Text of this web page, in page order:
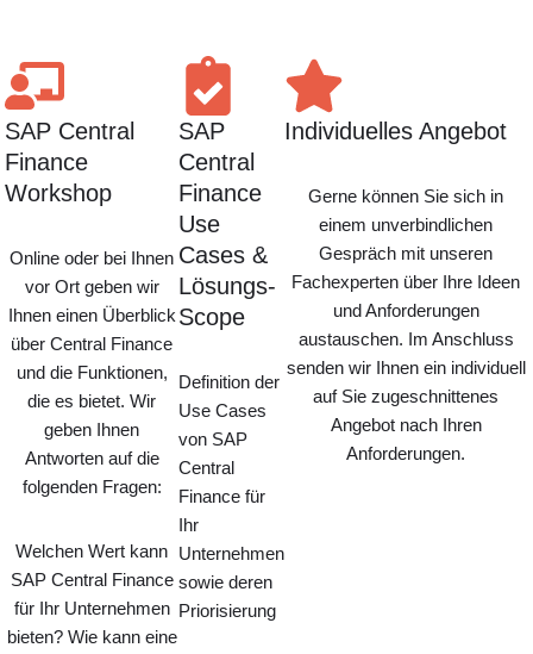
SAP Central
Finance
Workshop
Online oder bei Ihnen
vor Ort geben wir
Ihnen einen Überblick
über Central Finance
und die Funktionen,
die es bietet. Wir
geben Ihnen
Antworten auf die
folgenden Fragen:
Welchen Wert kann
SAP Central Finance
für Ihr Unternehmen
bieten? Wie kann eine
SAP
Central
Finance
Use
Cases &
Lösungs-
Scope
Definition der
Use Cases
von SAP
Central
Finance für
Ihr
Unternehmen
sowie deren
Priorisierung
Individuelles Angebot
Gerne können Sie sich in
einem unverbindlichen
Gespräch mit unseren
Fachexperten über Ihre Ideen
und Anforderungen
austauschen. Im Anschluss
senden wir Ihnen ein individuell
auf Sie zugeschnittenes
Angebot nach Ihren
Anforderungen.